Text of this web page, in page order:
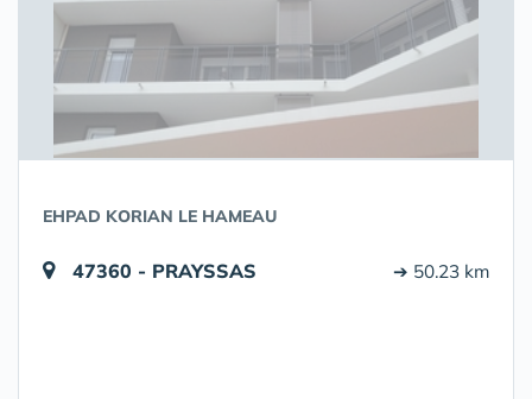
EHPAD KORIAN LE HAMEAU
47360 - PRAYSSAS ➔ 50.23 km